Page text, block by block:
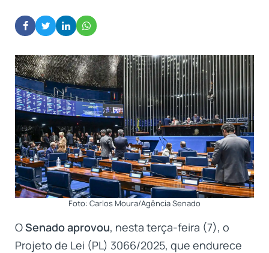
Foto: Carlos Moura/Agência Senado
OSenado aprovou, nesta terça-feira (7), o
Projeto de Lei (PL) 3066/2025, que endurece